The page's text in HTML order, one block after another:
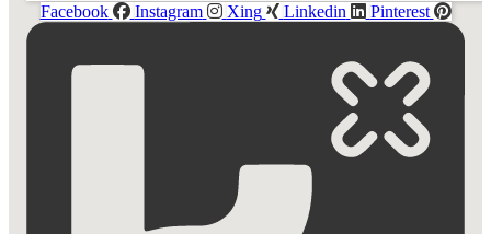
Facebook Instagram Xing Linkedin Pinterest